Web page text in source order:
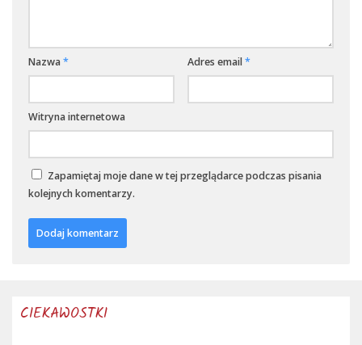
Nazwa * Adres email*
Witryna internetowa
Zapamiętaj moje dane w tej przeglądarce podczas pisania
kolejnych komentarzy.
CIEKAWOSTKI